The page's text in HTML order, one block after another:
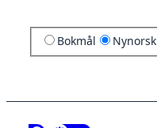
Bokmål Nynorsk